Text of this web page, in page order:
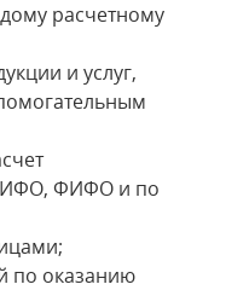
расчетному
и услуг,
ФИФО и по
по оказанию